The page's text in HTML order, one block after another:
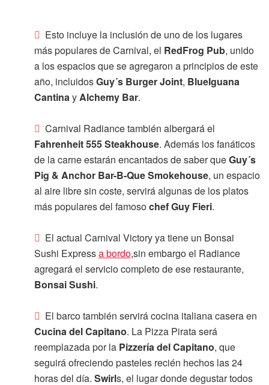
Esto incluye la inclusión de uno de los lugares
más populares de Carnival, el RedFrog Pub, unido
a los espacios que se agregaron a principios de este
año, incluidosGuy´s Burger Joint, BlueIguana
CantinayAlchemy Bar.
Carnival Radiance también albergará el
Fahrenheit 555 Steakhouse. Además los fanáticos
de la carne estarán encantados de saber queGuy´s
Pig & Anchor Bar-B-Que Smokehouse, un espacio
al aire libre sin coste, servirá algunas de los platos
más populares del famosochef Guy Fieri.
El actual Carnival Victory ya tiene un Bonsai
Sushi Expressa bordo,sin embargo el Radiance
agregará el servicio completo de ese restaurante,
Bonsai Sushi.
El barco también servirá cocina italiana casera en
Cucina del Capitano. La Pizza Pirata será
reemplazada por laPizzería del Capitano, que
seguirá ofreciendo pasteles recién hechos las 24
horas del día. Swirls, el lugar donde degustar todos